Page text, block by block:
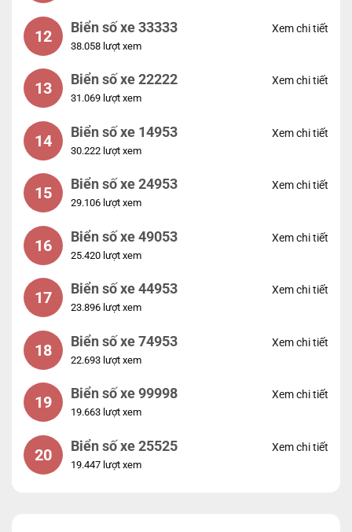
12 Biển số xe 33333
38.058 lượt xem
Xem chi tiết
13 Biển số xe 22222
31.069 lượt xem
Xem chi tiết
14 Biển số xe 14953
30.222 lượt xem
Xem chi tiết
15 Biển số xe 24953
29.106 lượt xem
Xem chi tiết
16 Biển số xe 49053
25.420 lượt xem
Xem chi tiết
17 Biển số xe 44953
23.896 lượt xem
Xem chi tiết
18 Biển số xe 74953
22.693 lượt xem
Xem chi tiết
19 Biển số xe 99998
19.663 lượt xem
Xem chi tiết
20 Biển số xe 25525
19.447 lượt xem
Xem chi tiết